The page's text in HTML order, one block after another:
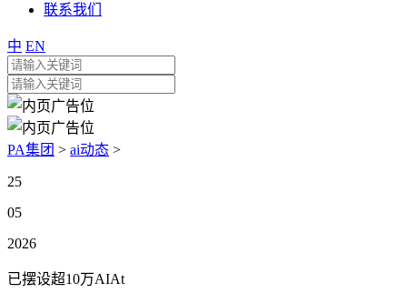
联系我们
中 EN
PA集团 > ai动态 >
25
05
2026
已摆设超10万AIAt